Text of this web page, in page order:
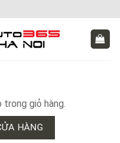
trong giỏ hàng.
HÀNG